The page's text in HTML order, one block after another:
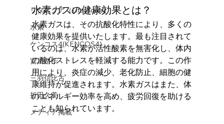
リタアクア（Lita Aqua）
水素
ケンコス4(KENCOS4)
宮川路子
三羽信比古
折田久美
メディア掲載
水素ガスの健康効果とは？
水素ガスは、その抗酸化特性により、多くの
健康効果を提供いたします。最も注目されて
いるのは、水素が活性酸素を無害化し、体内
の酸化ストレスを軽減する能力です。この作
用により、炎症の減少、老化防止、細胞の健
康維持が促進されます。水素ガスはまた、体
のエネルギー効率を高め、疲労回復を助ける
ことも知られています。